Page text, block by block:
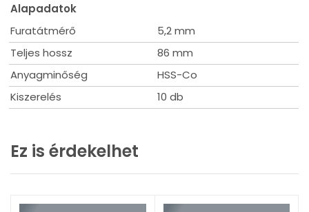
Alapadatok
Furatátmérő
5,2 mm
Teljes hossz
86 mm
Anyagminőség
HSS-Co
Kiszerelés
10 db
Ez is érdekelhet